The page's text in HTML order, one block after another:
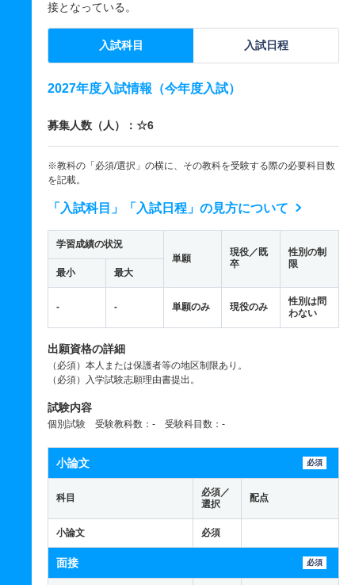
接となっている。
入試科目 入試日程
2027年度入試情報（今年度入試）
募集人数（人）：☆6
※教科の「必須/選択」の横に、その教科を受験する際の必要科目数
を記載。
「入試科目」「入試日程」の見方について
学習成績の状況
単願
現役／既
卒
性別の制
限
最小 最大
- - 単願のみ 現役のみ
性別は問
わない
出願資格の詳細
（必須）本人または保護者等の地区制限あり。
（必須）入学試験志願理由書提出。
試験内容
個別試験 受験教科数：- 受験科目数：-
小論文 必須
科目
必須／
選択
配点
小論文 必須
面接 必須